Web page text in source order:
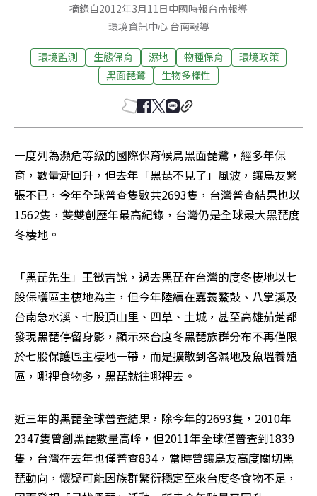
摘錄自2012年3月11日中國時報台南報導
環境資訊中心 台南報導
環境監測 生態保育 濕地 物種保育
環境政策
黑面琵鷺
生物多樣性
一度列為瀕危等級的國際保育候鳥黑面琵鷺，經多年保
育，數量漸回升，但去年「黑琵不見了」風波，讓鳥友緊
張不已，今年全球普查隻數共2693隻，台灣普查結果也以
1562隻，雙雙創歷年最高紀錄，台灣仍是全球最大黑琵度
冬棲地。
「黑琵先生」王徵吉說，過去黑琵在台灣的度冬棲地以七
股保護區主棲地為主，但今年陸續在嘉義鰲鼓、八掌溪及
台南急水溪、七股頂山里、四草、土城，甚至高雄茄萣都
發現黑琵停留身影，顯示來台度冬黑琵族群分布不再僅限
於七股保護區主棲地一帶，而是擴散到各濕地及魚塭養殖
區，哪裡食物多，黑琵就往哪裡去。
近三年的黑琵全球普查結果，除今年的2693隻，2010年
2347隻曾創黑琵數量高峰，但2011年全球僅普查到1839
隻，台灣在去年也僅普查834，當時曾讓鳥友高度關切黑
琵動向，懷疑可能因族群繁衍穩定至來台度冬食物不足，